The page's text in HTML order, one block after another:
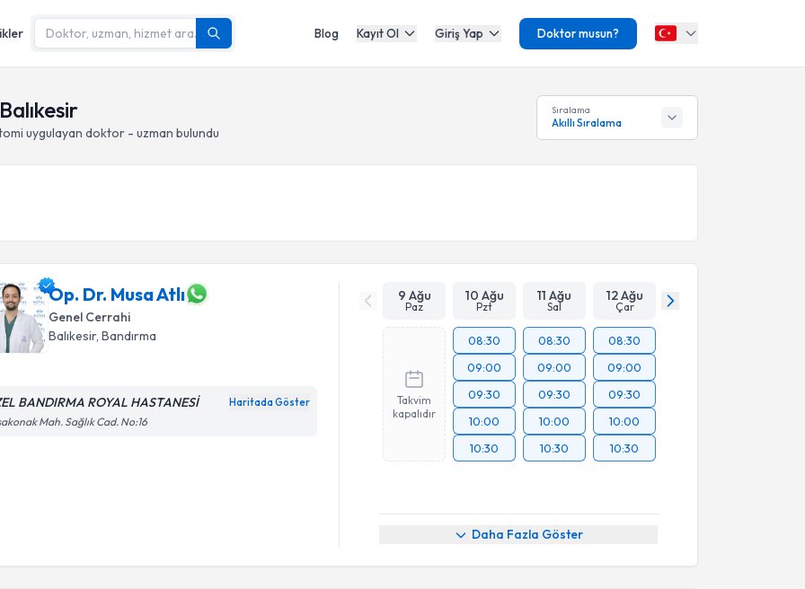
Blog Kayıt Ol Giriş Yap Doktor musun?
uygulayan doktor - uzman bulundu
Sıralama
Akıllı Sıralama
Op. Dr. Musa Atlı
Genel Cerrahi
Balıkesir, Bandırma
BANDIRMA ROYAL HASTANESİ Haritada Göster
Mah. Sağlık Cad. No:16
9 Ağu
Paz
10 Ağu
Pzt
11 Ağu
Sal
12 Ağu
Çar
Takvim
kapalıdır
08:30
09:00
09:30
10:00
10:30
08:30
09:00
09:30
10:00
10:30
08:30
09:00
09:30
10:00
10:30
Daha Fazla Göster